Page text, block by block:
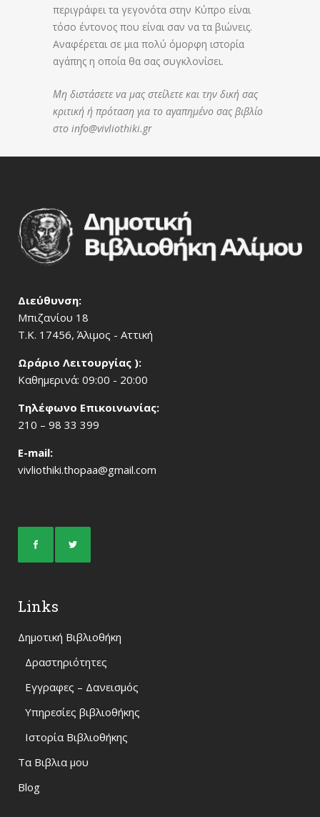
περιγράφει τα γεγονότα στην Κύπρο είναι
τόσο έντονος που είναι σαν να τα βιώνεις.
Αναφέρεται σε μια πολύ όμορφη ιστορία
αγάπης η οποία θα σας συγκλονίσει.
Μη διστάσετε να μας στείλετε και την δική σας
κριτική ή πρόταση για το αγαπημένο σας βιβλίο
στο info@vivliothiki.gr
Διεύθυνση:
Μπιζανίου 18
Τ.Κ. 17456, Άλιμος - Αττική
Ωράριο Λειτουργίας ):
Καθημερινά: 09:00 - 20:00
Τηλέφωνο Επικοινωνίας:
210 – 98 33 399
Ε-mail:
vivliothiki.thopaa@gmail.com
Links
Δημοτική Βιβλιοθήκη
Δραστηριότητες
Εγγραφες – Δανεισμός
Υπηρεσίες βιβλιοθήκης
Ιστορία Βιβλιοθήκης
Τα Βιβλια μου
Blog